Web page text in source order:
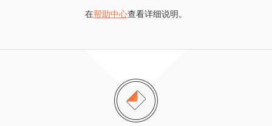
在帮助中心查看详细说明。